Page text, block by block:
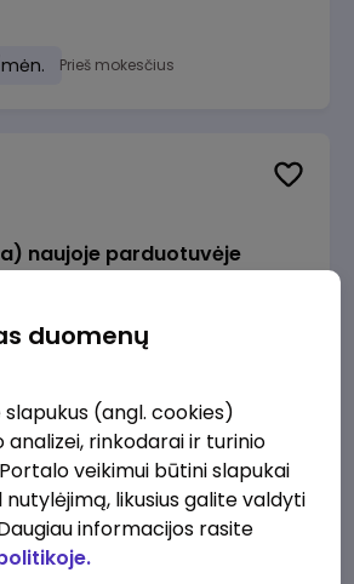
Prieš mokesčius
naujoje parduotuvėje
buhalteris(ė)
duomenų
(angl. cookies)
rinkodarai ir turinio
veikimui būtini slapukai
likusius galite valdyti
informacijos rasite